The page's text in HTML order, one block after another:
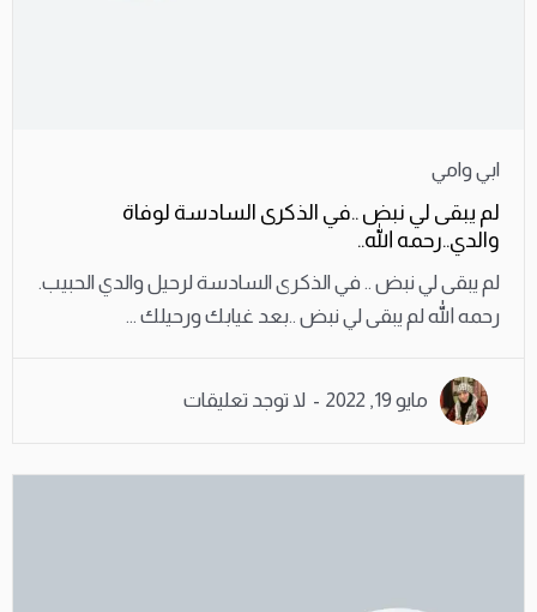
ابي وامي
لم يبقى لي نبض ..في الذكرى السادسة لوفاة
والدي..رحمه الله..
لم يبقى لي نبض .. في الذكرى السادسة لرحيل والدي الحبيب.
رحمه الله لم يبقى لي نبض ..بعد غيابك ورحيلك ...
مايو 19, 2022 لا توجد تعليقات